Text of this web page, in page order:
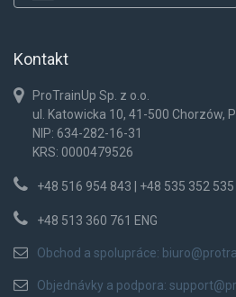
Kontakt
ProTrainUp Sp. z o.o.
ul. Katowicka 10, 41-500 Chorzów,
NIP: 634-282-16-31
KRS: 0000479526
+48 516 954 843 | +48 535 352 535
+48 513 360 761 ENG
Obchod a spolupráce:
Objednávky a podpora: